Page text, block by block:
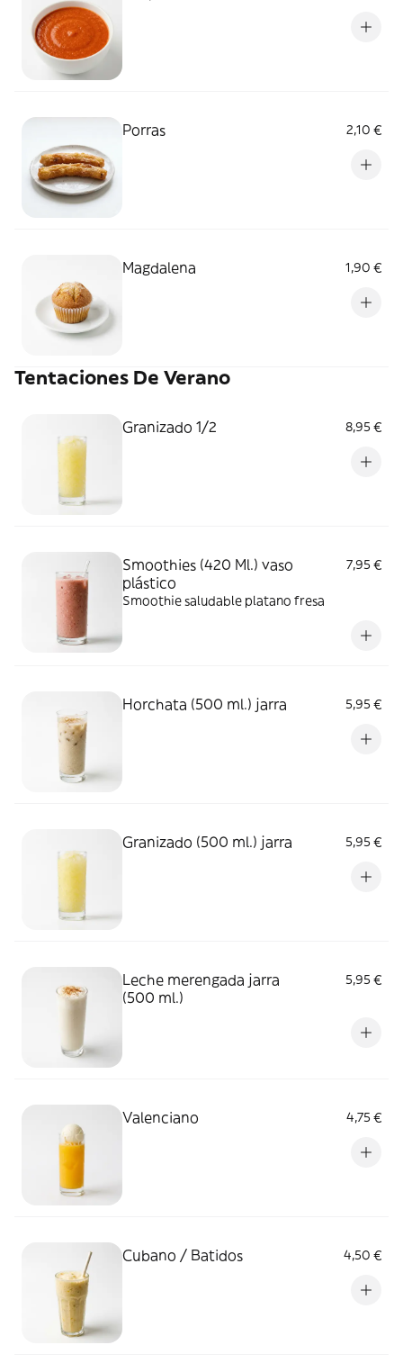
Porras 2,10 €
Magdalena 1,90 €
Tentaciones De Verano
Granizado 1/2 8,95 €
Smoothies (420 Ml.) vaso
plástico
7,95 €
Smoothie saludable platano fresa
Horchata (500 ml.) jarra 5,95 €
Granizado (500 ml.) jarra 5,95 €
Leche merengada jarra
(500 ml.)
5,95 €
Valenciano 4,75 €
Cubano / Batidos 4,50 €